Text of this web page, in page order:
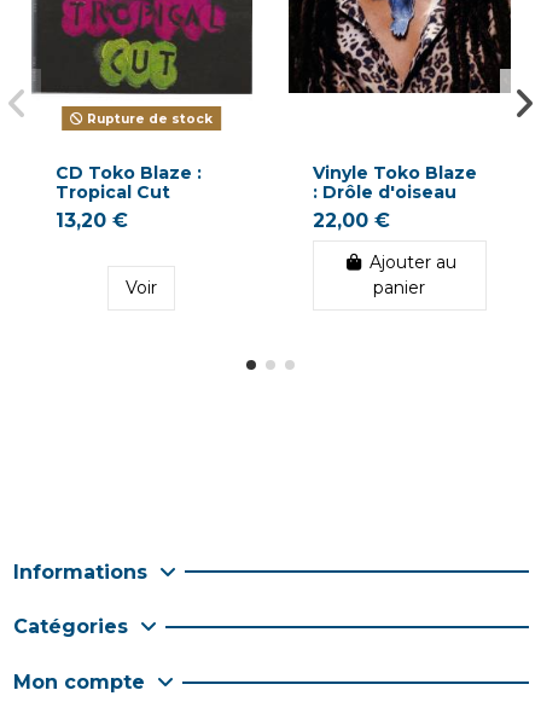
Rupture de stock
CD Toko Blaze :
Tropical Cut
13,20 €
Voir
Vinyle Toko Blaze
: Drôle d'oiseau
22,00 €
Ajouter au
panier
Informations
Catégories
Mon compte